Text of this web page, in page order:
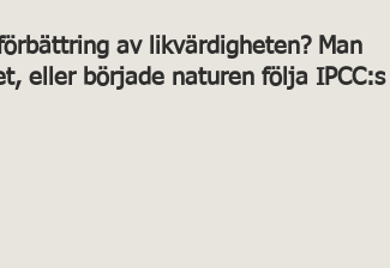
av likvärdigheten? Man
eller började naturen följa IPCC:s